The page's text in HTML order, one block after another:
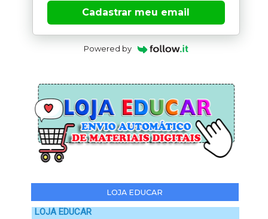
Cadastrar meu email
Powered by
LOJA EDUCAR
LOJA EDUCAR